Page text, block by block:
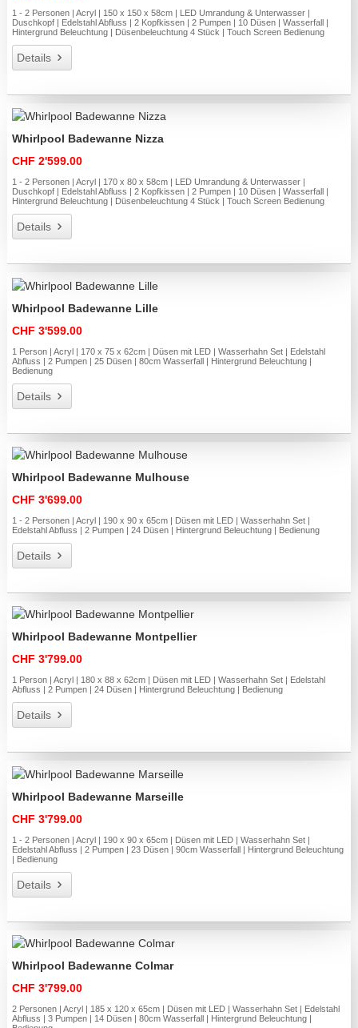
1 - 2 Personen | Acryl | 150 x 150 x 58cm | LED Umrandung & Unterwasser |
Duschkopf | Edelstahl Abfluss | 2 Kopfkissen | 2 Pumpen | 10 Düsen | Wasserfall |
Hintergrund Beleuchtung | Düsenbeleuchtung 4 Stück | Touch Screen Bedienung
Details
Whirlpool Badewanne Nizza
CHF 2'599.00
1 - 2 Personen | Acryl | 170 x 80 x 58cm | LED Umrandung & Unterwasser |
Duschkopf | Edelstahl Abfluss | 2 Kopfkissen | 2 Pumpen | 10 Düsen | Wasserfall |
Hintergrund Beleuchtung | Düsenbeleuchtung 4 Stück | Touch Screen Bedienung
Details
Whirlpool Badewanne Lille
CHF 3'599.00
1 Person | Acryl | 170 x 75 x 62cm | Düsen mit LED | Wasserhahn Set | Edelstahl
Abfluss | 2 Pumpen | 25 Düsen | 80cm Wasserfall | Hintergrund Beleuchtung |
Bedienung
Details
Whirlpool Badewanne Mulhouse
CHF 3'699.00
1 - 2 Personen | Acryl | 190 x 90 x 65cm | Düsen mit LED | Wasserhahn Set |
Edelstahl Abfluss | 2 Pumpen | 24 Düsen | Hintergrund Beleuchtung | Bedienung
Details
Whirlpool Badewanne Montpellier
CHF 3'799.00
1 Person | Acryl | 180 x 88 x 62cm | Düsen mit LED | Wasserhahn Set | Edelstahl
Abfluss | 2 Pumpen | 24 Düsen | Hintergrund Beleuchtung | Bedienung
Details
Whirlpool Badewanne Marseille
CHF 3'799.00
1 - 2 Personen | Acryl | 190 x 90 x 65cm | Düsen mit LED | Wasserhahn Set |
Edelstahl Abfluss | 2 Pumpen | 23 Düsen | 90cm Wasserfall | Hintergrund Beleuchtung
| Bedienung
Details
Whirlpool Badewanne Colmar
CHF 3'799.00
2 Personen | Acryl | 185 x 120 x 65cm | Düsen mit LED | Wasserhahn Set | Edelstahl
Abfluss | 3 Pumpen | 14 Düsen | 80cm Wasserfall | Hintergrund Beleuchtung |